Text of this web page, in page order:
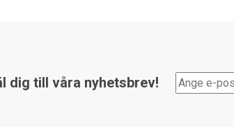
dig till våra nyhetsbrev!